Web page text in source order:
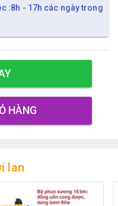
:8h - 17h các ngày trong
HÀNG
lan